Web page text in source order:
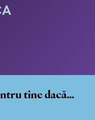
tine dacă…